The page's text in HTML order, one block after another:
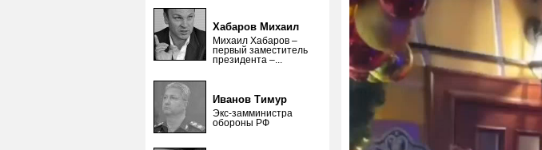
Хабаров Михаил
Михаил Хабаров –
первый заместитель
президента –...
Иванов Тимур
Экс-замминистра
обороны РФ